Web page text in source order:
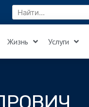
Жизнь Услуги